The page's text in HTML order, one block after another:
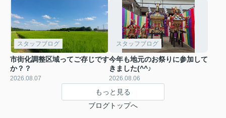
スタッフブログ
市街化調整区域ってご存じです
か？？
2026.08.07
スタッフブログ
今年も地元のお祭りに参加して
きました(^^♪
2026.08.06
もっと見る
ブログトップへ